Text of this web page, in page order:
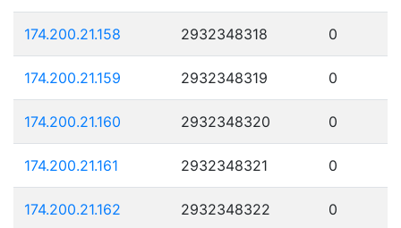
174.200.21.158 2932348318 0
174.200.21.159 2932348319 0
174.200.21.160 2932348320 0
174.200.21.161 2932348321 0
174.200.21.162 2932348322 0